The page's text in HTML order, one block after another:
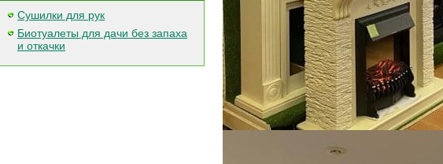
Сушилки для рук
Биотуалеты для дачи без запаха
и откачки